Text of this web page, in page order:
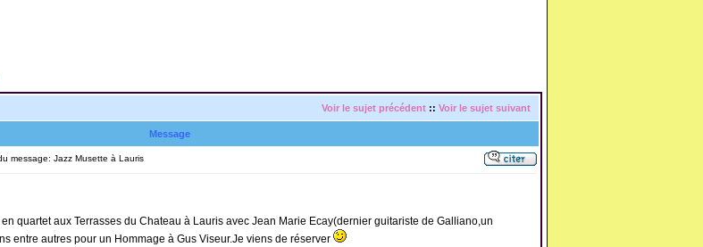
Voir le sujet précédent :: Voir le sujet suivant
Message
message: Jazz Musette à Lauris
quartet aux Terrasses du Chateau à Lauris avec Jean Marie Ecay(dernier guitariste de Galliano,un
entre autres pour un Hommage à Gus Viseur.Je viens de réserver